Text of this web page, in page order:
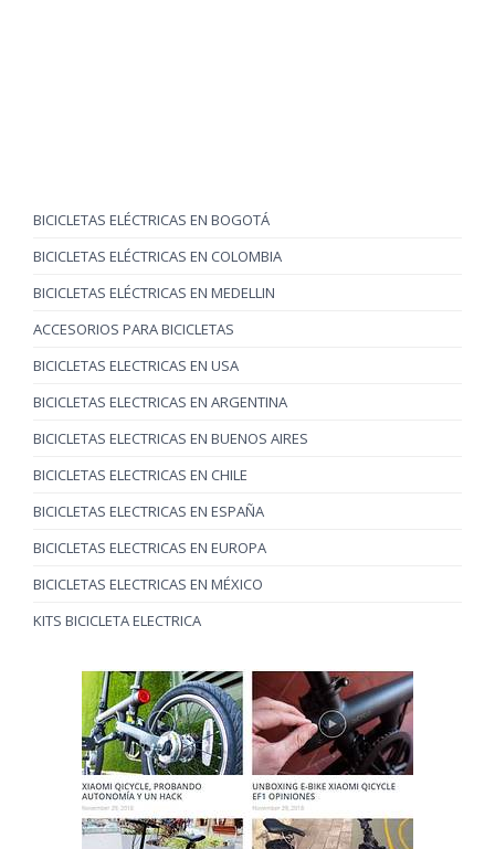
BICICLETAS ELÉCTRICAS EN BOGOTÁ
BICICLETAS ELÉCTRICAS EN COLOMBIA
BICICLETAS ELÉCTRICAS EN MEDELLIN
ACCESORIOS PARA BICICLETAS
BICICLETAS ELECTRICAS EN USA
BICICLETAS ELECTRICAS EN ARGENTINA
BICICLETAS ELECTRICAS EN BUENOS AIRES
BICICLETAS ELECTRICAS EN CHILE
BICICLETAS ELECTRICAS EN ESPAÑA
BICICLETAS ELECTRICAS EN EUROPA
BICICLETAS ELECTRICAS EN MÉXICO
KITS BICICLETA ELECTRICA